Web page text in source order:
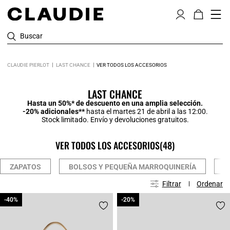
Buscar
CLAUDIE PIERLOT LAST CHANCE VER TODOS LOS ACCESORIOS
LAST CHANCE
Hasta un 50%* de descuento en una amplia selección.
-20% adicionales** hasta el martes 21 de abril a las 12:00.
Stock limitado. Envío y devoluciones gratuitos.
VER TODOS LOS ACCESORIOS(48)
ZAPATOS BOLSOS Y PEQUEÑA MARROQUINERÍA
Filtrar Ordenar
-40%
-40% -20%
-20%